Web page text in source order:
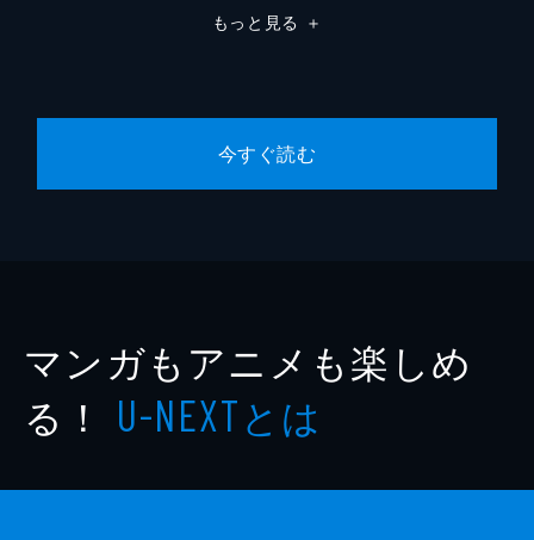
もっと見る ＋
今すぐ読む
マンガもアニメも楽しめ
る！ U-NEXTとは